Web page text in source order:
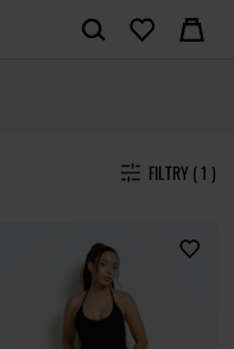
FILTRY ( 1 )